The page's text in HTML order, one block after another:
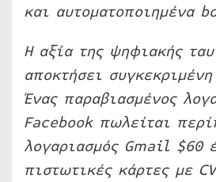
και αυτοματοποιημένα
Η αξία της ψηφιακής
αποκτήσει
Ένας παραβιασμένος
Facebook πωλείται
λογαριασμός Gmail $60
πιστωτικές κάρτες με